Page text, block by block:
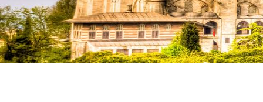
a
screen
reader;
Press
Control-